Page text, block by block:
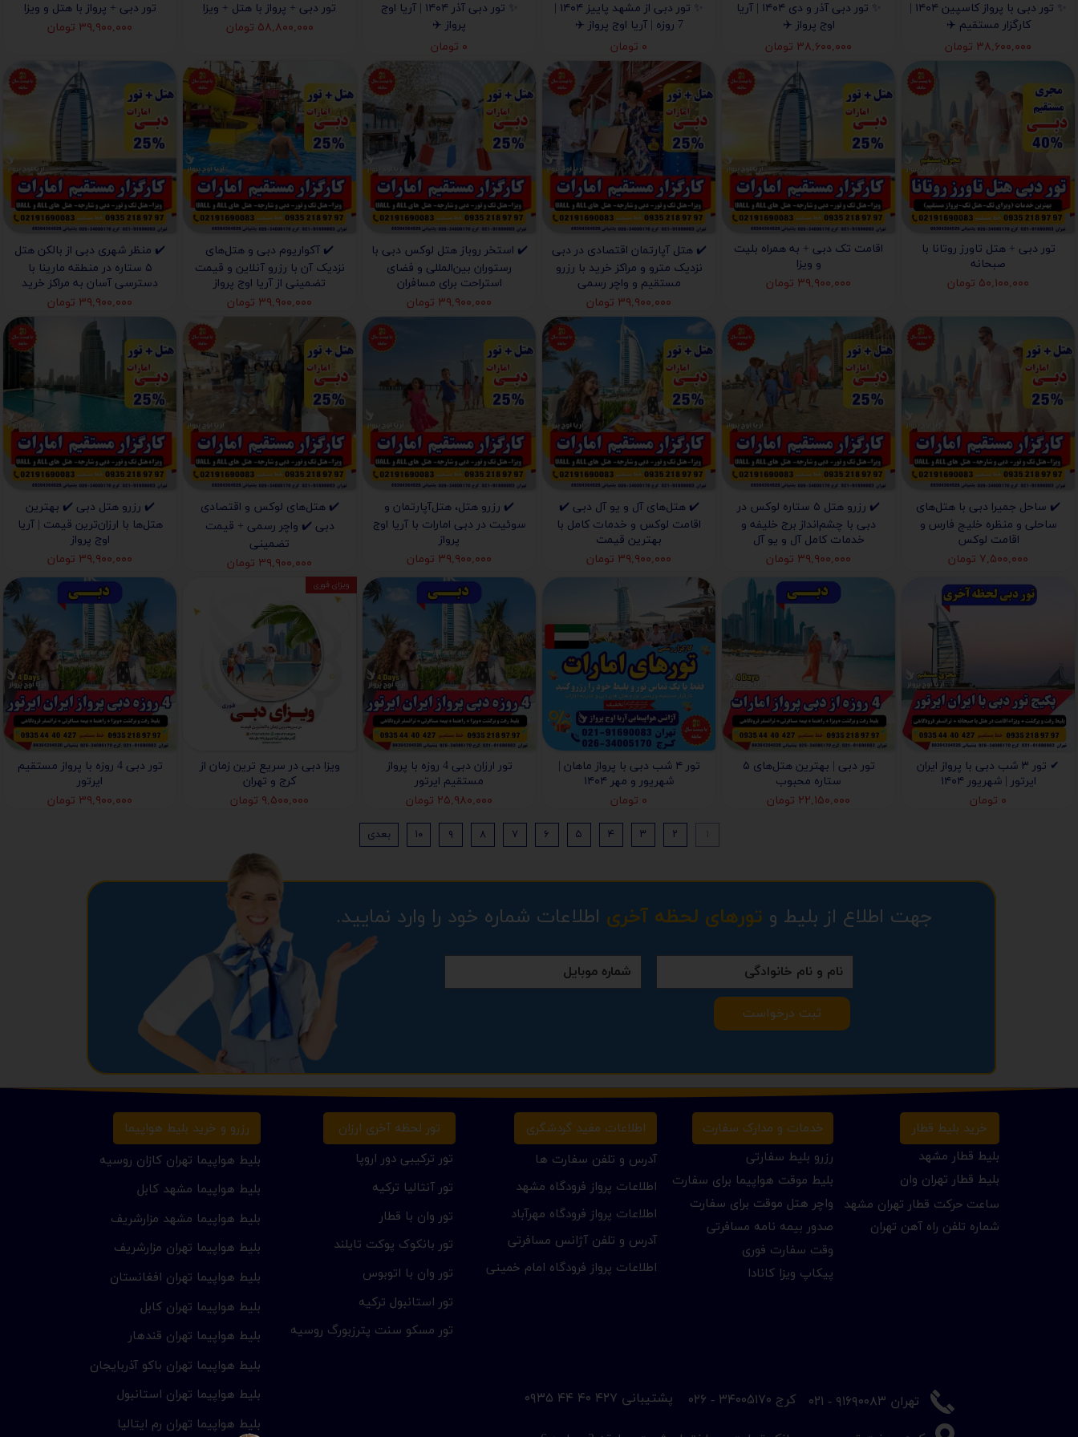
✨ تور دبی با پرواز کاسپین ۱۴۰۴ |
کارگزار مستقیم ✈️
۳۸,۶۰۰,۰۰۰ تومان
✨ تور دبی آذر و دی ۱۴۰۴ | آریا
اوج پرواز ✈️
۳۸,۶۰۰,۰۰۰ تومان
✨ تور دبی از مشهد پاییز ۱۴۰۴ |
7 روزه | آریا اوج پرواز ✈️
۰ تومان
✨ تور دبی آذر ۱۴۰۴ | آریا اوج
پرواز ✈️
۰ تومان
تور دبی + پرواز با هتل + ویزا
۵۸,۸۰۰,۰۰۰ تومان
تور دبی + پرواز با هتل و ویزا
۳۹,۹۰۰,۰۰۰ تومان
تور دبی + هتل تاورز روتانا با
صبحانه
۵۰,۱۰۰,۰۰۰ تومان
اقامت تک دبی + به همراه بلیت
و ویزا
۳۹,۹۰۰,۰۰۰ تومان
✔️ هتل آپارتمان اقتصادی در دبی
نزدیک مترو و مراکز خرید با رزرو
مستقیم و واچر رسمی
۳۹,۹۰۰,۰۰۰ تومان
✔️ استخر روباز هتل لوکس دبی با
رستوران بین‌المللی و فضای
استراحت برای مسافران
۳۹,۹۰۰,۰۰۰ تومان
✔️ آکواریوم دبی و هتل‌های
نزدیک آن با رزرو آنلاین و قیمت
تضمینی از آریا اوج پرواز
۳۹,۹۰۰,۰۰۰ تومان
✔️ منظر شهری دبی از بالکن هتل
۵ ستاره در منطقه مارینا با
دسترسی آسان به مراکز خرید
۳۹,۹۰۰,۰۰۰ تومان
✔️ ساحل جمیرا دبی با هتل‌های
ساحلی و منظره خلیج فارس و
اقامت لوکس
۷,۵۰۰,۰۰۰ تومان
✔️ رزرو هتل ۵ ستاره لوکس در
دبی با چشم‌انداز برج خلیفه و
خدمات کامل آل و یو آل
۳۹,۹۰۰,۰۰۰ تومان
✔️ هتل‌های آل و یو آل دبی ✔️
اقامت لوکس و خدمات کامل با
بهترین قیمت
۳۹,۹۰۰,۰۰۰ تومان
✔️ رزرو هتل، هتل‌آپارتمان و
سوئیت در دبی امارات با آریا اوج
پرواز
۳۹,۹۰۰,۰۰۰ تومان
✔️ هتل‌های لوکس و اقتصادی
دبی ✔️ واچر رسمی + قیمت
تضمینی
۳۹,۹۰۰,۰۰۰ تومان
✔️ رزرو هتل دبی ✔️ بهترین
هتل‌ها با ارزان‌ترین قیمت | آریا
اوج پرواز
۳۹,۹۰۰,۰۰۰ تومان
✔ تور ۳ شب دبی با پرواز ایران
ایرتور | شهریور ۱۴۰۴
۰ تومان
تور دبی | بهترین هتل‌های ۵
ستاره محبوب
۲۲,۱۵۰,۰۰۰ تومان
تور ۴ شب دبی با پرواز ماهان |
شهریور و مهر ۱۴۰۴
۰ تومان
تور ارزان دبی 4 روزه با پرواز
مستقیم ایرتور
۲۵,۹۸۰,۰۰۰ تومان
ویزا دبی در سریع ترین زمان از
کرج و تهران
۹,۵۰۰,۰۰۰ تومان
ویزای فوری
تور دبی 4 روزه با پرواز مستقیم
ایرتور
۳۹,۹۰۰,۰۰۰ تومان
۲ ۳ ۴ ۵ ۶ ۷ ۸ ۹ ۱۰ بعدی
ثبت درخواست
جهت اطلاع از بلیط و تورهای لحظه آخری اطلاعات شماره خود را وارد نمایید.
​تهران ۹۱۶۹۰۰۸۳ - ۰۲۱ ​کرج ۳۴۰۰۵۱۷۰ - ۰۲۶ ​پشتیبانی ۴۲۷ ۴۰ ۴۴ ۰۹۳۵
تور ترکیبی دور اروپا رزرو بلیط سفارتی
پیکاپ ویزا کانادا
بلیط هواپیما تهران کابل
بلیط هواپیما تهران مزارشریف
بلیط هواپیما مشهد کابل
بلیط هواپیما تهران قندهار
بلیط هواپیما تهران افغانستان
بلیط هواپیما مشهد مزارشریف
بلیط قطار تهران وان
بلیط قطار مشهد
بلیط موقت هواپیما برای سفارت
واچر هتل موقت برای سفارت
بلیط هواپیما تهران رم ایتالیا
اطلاعات پرواز فرودگاه امام خمینی
بلیط هواپیما تهران باکو آذربایجان
بلیط هواپیما تهران استانبول
بلیط هواپیما تهران کازان روسیه
صدور بیمه نامه مسافرتی
تور آنتالیا ترکیه
تور استانبول ترکیه
تور مسکو سنت پترزبورگ روسیه
تور وان با قطار
تور بانکوک پوکت تایلند
تور وان با اتوبوس
ساعت حرکت قطار تهران مشهد
خرید بلیط قطار خدمات و مدارک سفارت رزرو و خرید بلیط هواپیما تور لحظه آخری ارزان
شماره تلفن راه آهن تهران
وقت سفارت فوری
اطلاعات پرواز فرودگاه مهرآباد
اطلاعات پرواز فرودگاه مشهد
آدرس و تلفن سفارت ها
آدرس و تلفن آژانس مسافرتی
اطلاعات مفید گردشگری